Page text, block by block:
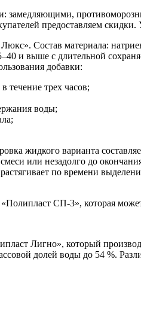
замедляющими,
предоставляем
Состав материала:
и выше с длительной
добавки:
течение трех часов;
воды;
жидкого варианта
или незадолго до
по времени
СП-3», которая
Лигно», который
долей воды до 54 %.